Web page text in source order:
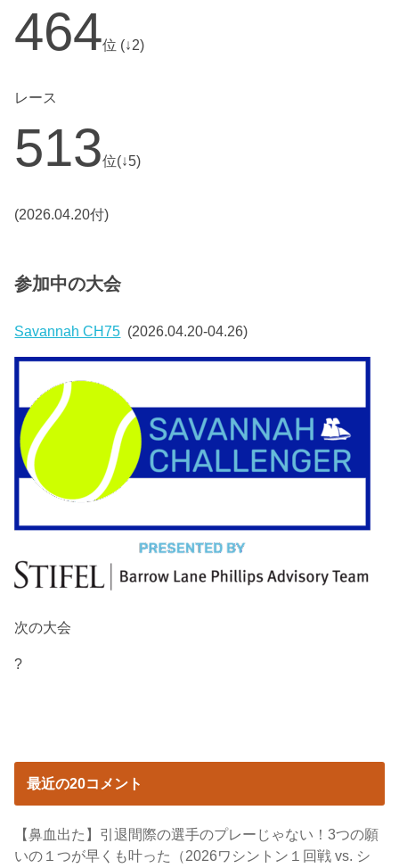
464位 (↓2)
レース
513位(↓5)
(2026.04.20付)
参加中の大会
Savannah CH75 (2026.04.20-04.26)
次の大会
?
最近の20コメント
【鼻血出た】引退間際の選手のプレーじゃない！3つの願
いの１つが早くも叶った（2026ワシントン１回戦 vs. シ